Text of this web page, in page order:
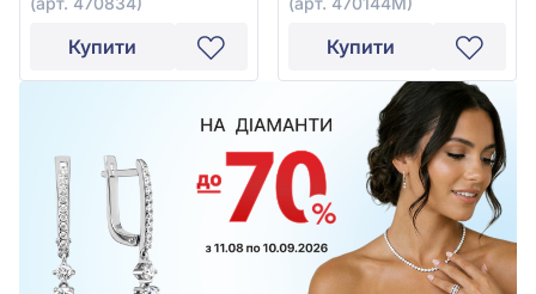
Купити Купити